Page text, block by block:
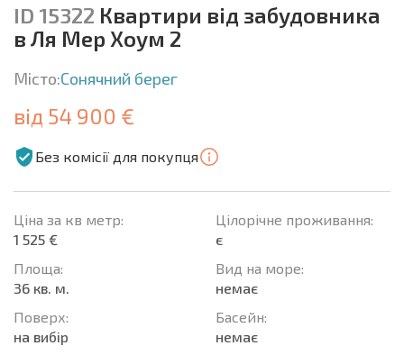
ID 15322 Квартири від забудовника
в Ля Мер Хоум 2
Місто:Сонячний берег
від 54 900 €
Без комісії для покупця
Ціна за кв метр:
1 525 €
Площа:
36 кв. м.
Поверх:
на вибір
Цілорічне проживання:
є
Вид на море:
немає
Баcейн:
немає